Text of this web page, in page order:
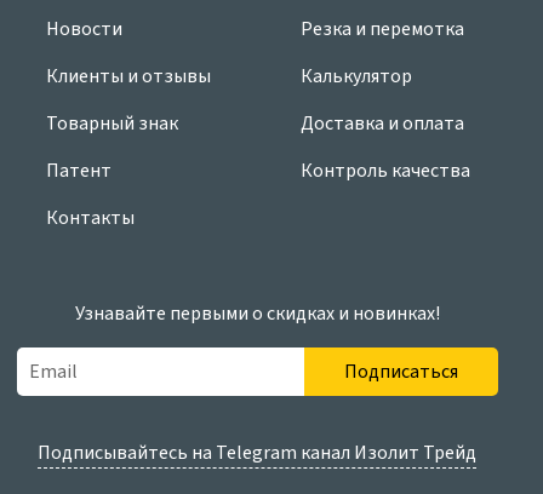
Новости
Клиенты и отзывы
Товарный знак
Патент
Контакты
Резка и перемотка
Калькулятор
Доставка и оплата
Контроль качества
Узнавайте первыми о скидках и новинках!
Подписаться
Подписывайтесь на Telegram канал Изолит Трейд